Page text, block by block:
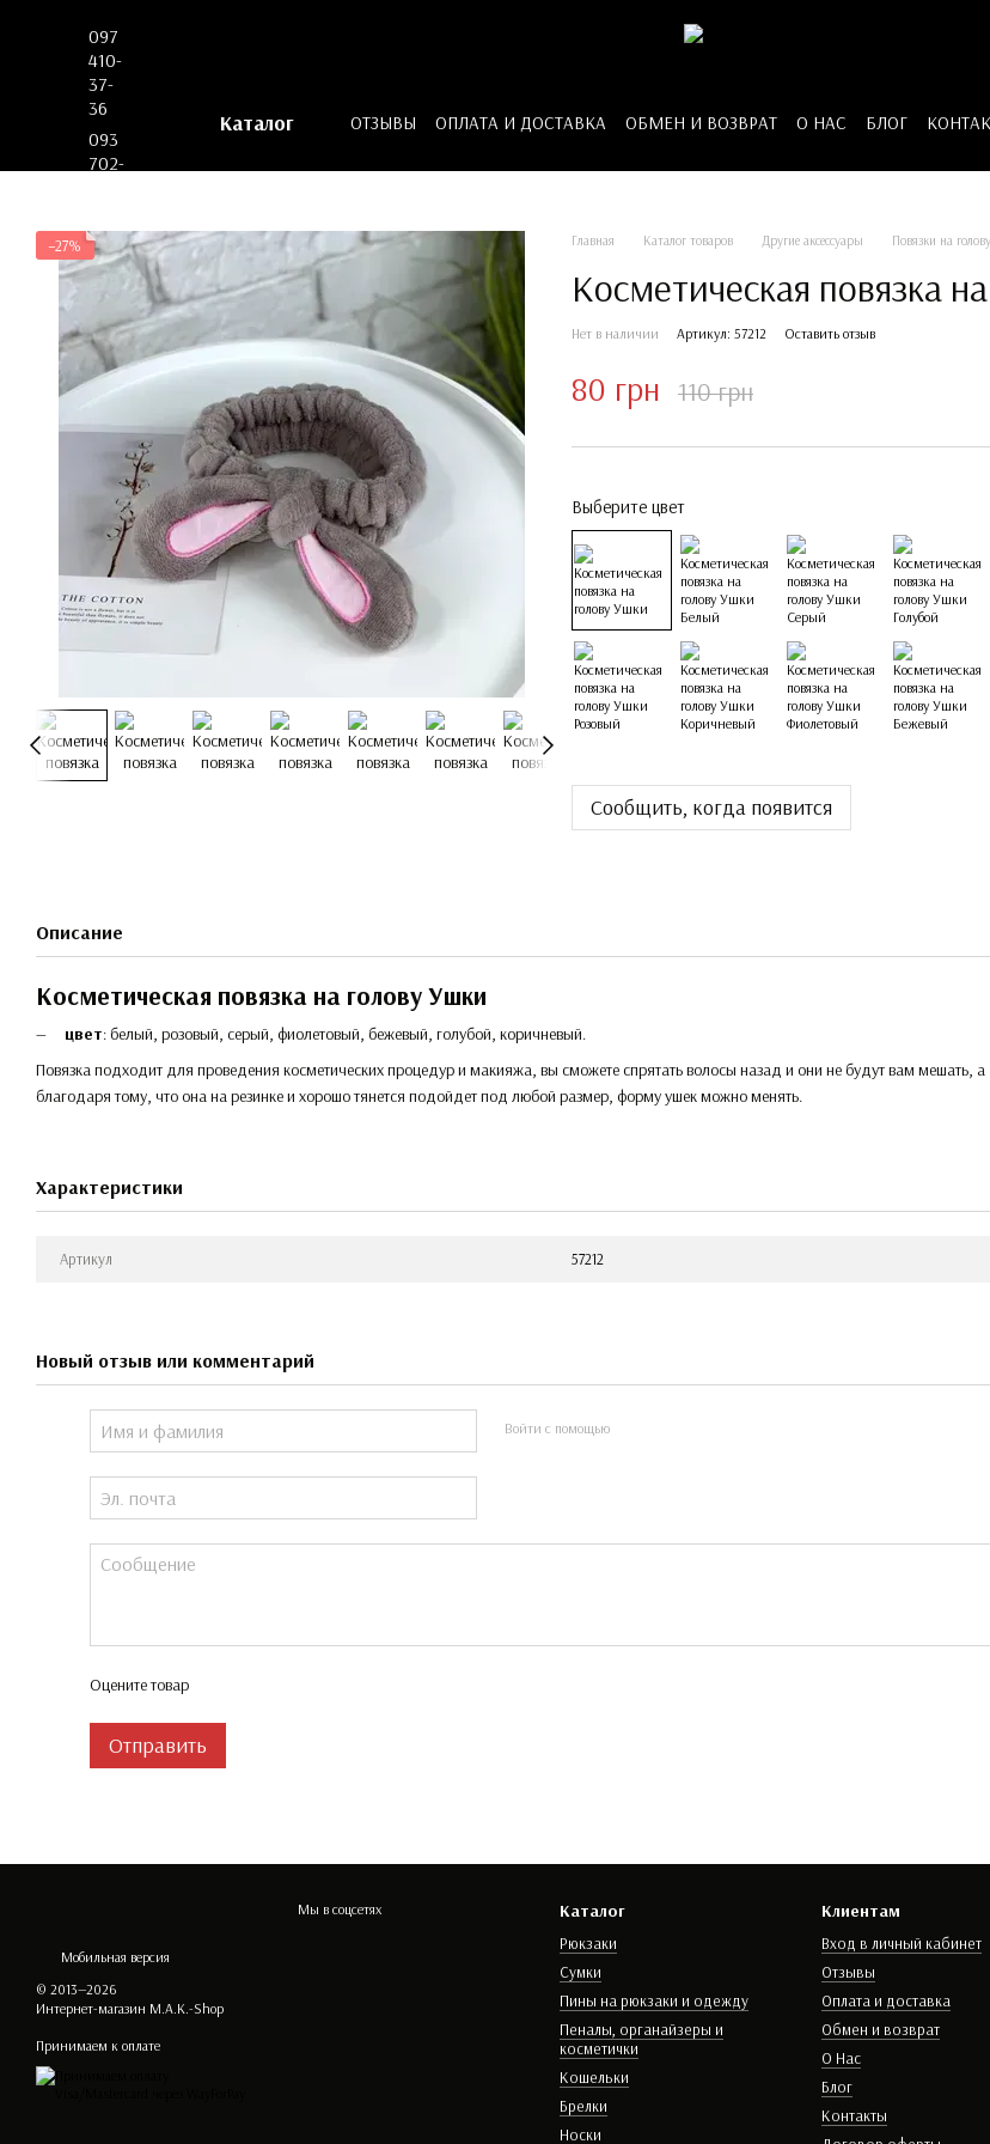
097
410-
37-
36
093
702-
Каталог ОТЗЫВЫ ОПЛАТА И ДОСТАВКА ОБМЕН И ВОЗВРАТ О НАС БЛОГ
−27% Главная Каталог товаров Другие аксессуары Повязки на голову
Косметическая повязка
Нет в наличии Артикул: 57212 Оставить отзыв
80 грн 110 грн
Выберите цвет
Сообщить, когда появится
Описание
Косметическая повязка на голову Ушки
цвет: белый, розовый, серый, фиолетовый, бежевый, голубой, коричневый.
Повязка подходит для проведения косметических процедур и макияжа, вы сможете спрятать волосы назад и они не будут вам мешать, а
благодаря тому, что она на резинке и хорошо тянется подойдет под любой размер, форму ушек можно менять.
Характеристики
Артикул 57212
Новый отзыв или комментарий
Войти с помощью
Оцените товар
Отправить
Мобильная версия
© 2013—2026
Интернет-магазин M.A.K.-Shop
Принимаем к оплате
Мы в соцсетях Каталог
Рюкзаки
Сумки
Пины на рюкзаки и одежду
Пеналы, органайзеры и
косметички
Кошельки
Брелки
Носки
Клиентам
Вход в личный кабинет
Отзывы
Оплата и доставка
Обмен и возврат
О Нас
Блог
Контакты